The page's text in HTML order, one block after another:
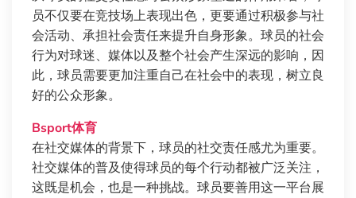
员不仅要在竞技场上表现出色，更要通过积极参与社
会活动、承担社会责任来提升自身形象。球员的社会
行为对球迷、媒体以及整个社会产生深远的影响，因
此，球员需要更加注重自己在社会中的表现，树立良
好的公众形象。
Bsport体育
在社交媒体的背景下，球员的社交责任感尤为重要。
社交媒体的普及使得球员的每个行动都被广泛关注，
这既是机会，也是一种挑战。球员要善用这一平台展